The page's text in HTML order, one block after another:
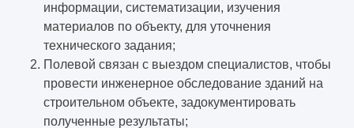
информации, систематизации, изучения
материалов по объекту, для уточнения
технического задания;
Полевой связан с выездом специалистов, чтобы
провести инженерное обследование зданий на
строительном объекте, задокументировать
полученные результаты;